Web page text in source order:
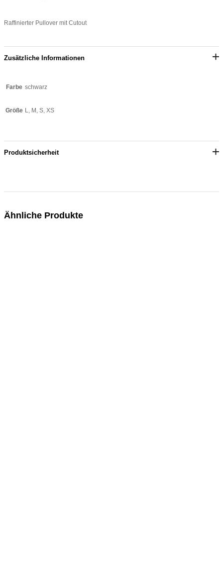
Raffinierter Pullover mit Cutout
Zusätzliche Informationen
Farbe schwarz
Größe L, M, S, XS
Produktsicherheit
Ähnliche Produkte